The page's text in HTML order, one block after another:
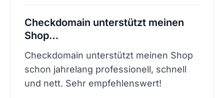
Checkdomain unterstützt meinen
Shop…
Checkdomain unterstützt meinen Shop
schon jahrelang professionell, schnell
und nett. Sehr empfehlenswert!